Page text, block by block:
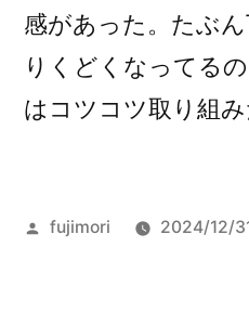
感があった。たぶ
りくどくなってる
はコツコツ取り組み
投
fujimori 2024/12/